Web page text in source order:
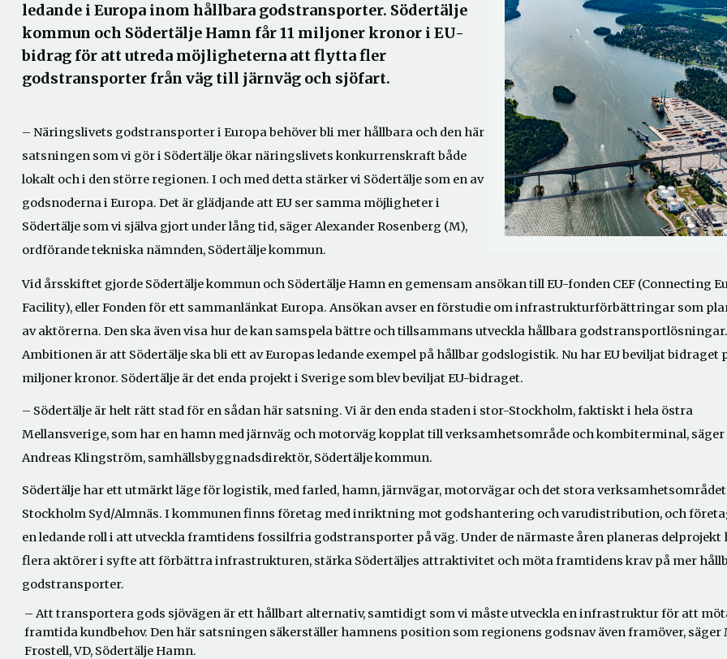
ledande i Europa inom hållbara godstransporter. Södertälje
kommun och Södertälje Hamn får 11 miljoner kronor i EU-
bidrag för att utreda möjligheterna att flytta fler
godstransporter från väg till järnväg och sjöfart.
– Näringslivets godstransporter i Europa behöver bli mer hållbara och den här
satsningen som vi gör i Södertälje ökar näringslivets konkurrenskraft både
lokalt och i den större regionen. I och med detta stärker vi Södertälje som en av
godsnoderna i Europa. Det är glädjande att EU ser samma möjligheter i
Södertälje som vi själva gjort under lång tid, säger Alexander Rosenberg (M),
ordförande tekniska nämnden, Södertälje kommun.
Vid årsskiftet gjorde Södertälje kommun och Södertälje Hamn en gemensam ansökan till EU-fonden CEF (Connecting
Facility), eller Fonden för ett sammanlänkat Europa. Ansökan avser en förstudie om infrastrukturförbättringar som
av aktörerna. Den ska även visa hur de kan samspela bättre och tillsammans utveckla hållbara godstransportlösningar.
Ambitionen är att Södertälje ska bli ett av Europas ledande exempel på hållbar godslogistik. Nu har EU beviljat bidraget
miljoner kronor. Södertälje är det enda projekt i Sverige som blev beviljat EU-bidraget.
– Södertälje är helt rätt stad för en sådan här satsning. Vi är den enda staden i stor-Stockholm, faktiskt i hela östra
Mellansverige, som har en hamn med järnväg och motorväg kopplat till verksamhetsområde och kombiterminal, säger
Andreas Klingström, samhällsbyggnadsdirektör, Södertälje kommun.
Södertälje har ett utmärkt läge för logistik, med farled, hamn, järnvägar, motorvägar och det stora verksamhetsområdet
Stockholm Syd/Almnäs. I kommunen finns företag med inriktning mot godshantering och varudistribution, och
en ledande roll i att utveckla framtidens fossilfria godstransporter på väg. Under de närmaste åren planeras delprojekt
flera aktörer i syfte att förbättra infrastrukturen, stärka Södertäljes attraktivitet och möta framtidens krav på mer
godstransporter.
– Att transportera gods sjövägen är ett hållbart alternativ, samtidigt som vi måste utveckla en infrastruktur för att
framtida kundbehov. Den här satsningen säkerställer hamnens position som regionens godsnav även framöver, säger
Frostell, VD, Södertälje Hamn.